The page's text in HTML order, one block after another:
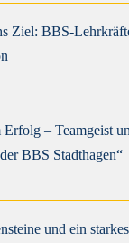
Ziel: BBS-
Erfolg – Teamgeist
BBS Stadthagen“
und ein